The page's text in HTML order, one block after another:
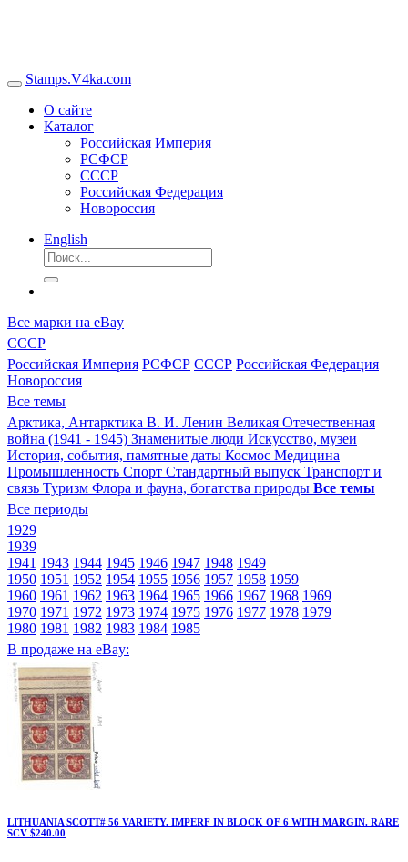
Stamps.V4ka.com
О сайте
Каталог
Российская Империя
РСФСР
СССР
Российская Федерация
Новороссия
English
Все марки на eBay
СССР
Российская Империя РСФСР СССР Российская Федерация
Новороссия
Все темы
Арктика, Антарктика В. И. Ленин Великая Отечественная
война (1941 - 1945) Знаменитые люди Искусство, музеи
История, события, памятные даты Космос Медицина
Промышленность Спорт Стандартный выпуск Транспорт и
связь Туризм Флора и фауна, богатства природы Все темы
Все периоды
1929
1939
1941 1943 1944 1945 1946 1947 1948 1949
1950 1951 1952 1954 1955 1956 1957 1958 1959
1960 1961 1962 1963 1964 1965 1966 1967 1968 1969
1970 1971 1972 1973 1974 1975 1976 1977 1978 1979
1980 1981 1982 1983 1984 1985
В продаже на eBay:
LITHUANIA SCOTT# 56 VARIETY. IMPERF IN BLOCK OF 6 WITH MARGIN. RARE
SCV $240.00